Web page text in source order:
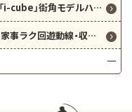
【愛知一斉現場見学会・特別企画】30坪台「i-cube」街角モデルハウス特別分譲＆夏休み「宿泊体験会」
【お施主様邸見学会】吹き抜けの開放感と家事ラク回遊動線・収納が叶う32坪